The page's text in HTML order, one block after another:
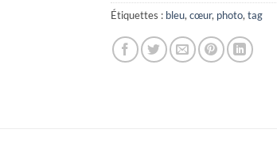
Étiquettes : bleu, cœur, photo, tag